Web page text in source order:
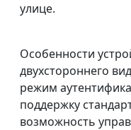
улице.
Особенности
двухстороннего
режим
поддержку
возможность